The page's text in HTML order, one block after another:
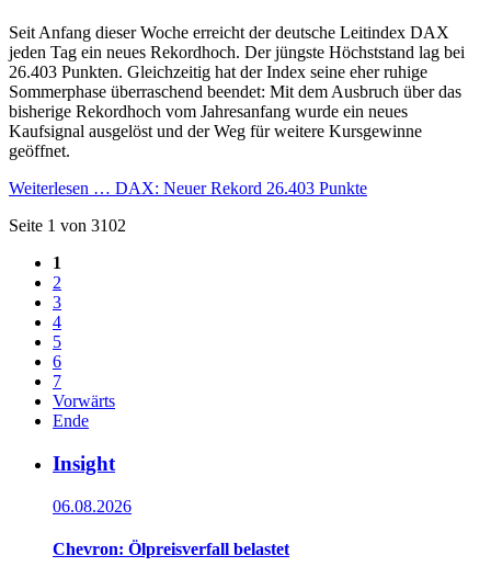
Seit Anfang dieser Woche erreicht der deutsche Leitindex DAX
jeden Tag ein neues Rekordhoch. Der jüngste Höchststand lag bei
26.403 Punkten. Gleichzeitig hat der Index seine eher ruhige
Sommerphase überraschend beendet: Mit dem Ausbruch über das
bisherige Rekordhoch vom Jahresanfang wurde ein neues
Kaufsignal ausgelöst und der Weg für weitere Kursgewinne
geöffnet.
Weiterlesen … DAX: Neuer Rekord 26.403 Punkte
Seite 1 von 3102
1
2
3
4
5
6
7
Vorwärts
Ende
Insight
06.08.2026
Chevron: Ölpreisverfall belastet